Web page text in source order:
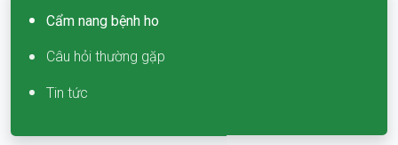
Cẩm nang bệnh ho
Câu hỏi thường gặp
Tin tức